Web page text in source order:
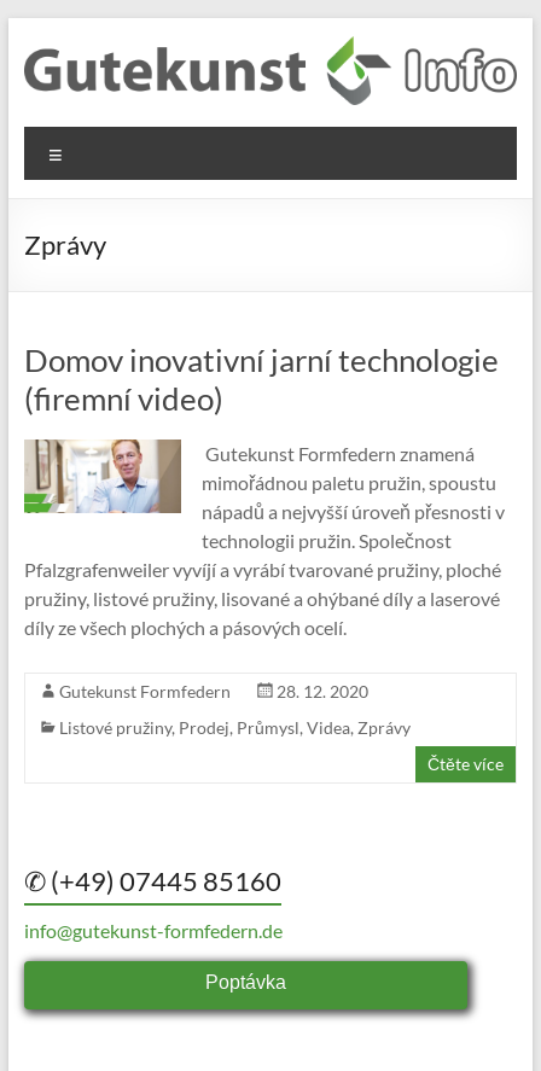
content
Gutekunst
Formfedern
GmbH
Informationen
Flachmaterial
Zprávy
Domov inovativní jarní technologie
(firemní video)
Gutekunst Formfedern znamená
mimořádnou paletu pružin, spoustu
nápadů a nejvyšší úroveň přesnosti v
technologii pružin. Společnost
Pfalzgrafenweiler vyvíjí a vyrábí tvarované pružiny, ploché
pružiny, listové pružiny, lisované a ohýbané díly a laserové
díly ze všech plochých a pásových ocelí.
Gutekunst Formfedern
28. 12. 2020
Listové pružiny, Prodej, Průmysl, Videa, Zprávy
Čtěte více
✆ (+49) 07445 85160
info@gutekunst-formfedern.de
Poptávka